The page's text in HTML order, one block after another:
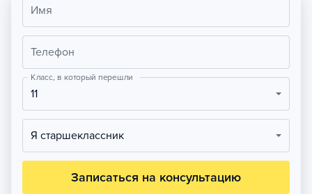
Имя
Телефон
Класс, в который перешли
11
Я старшеклассник
Записаться на консультацию